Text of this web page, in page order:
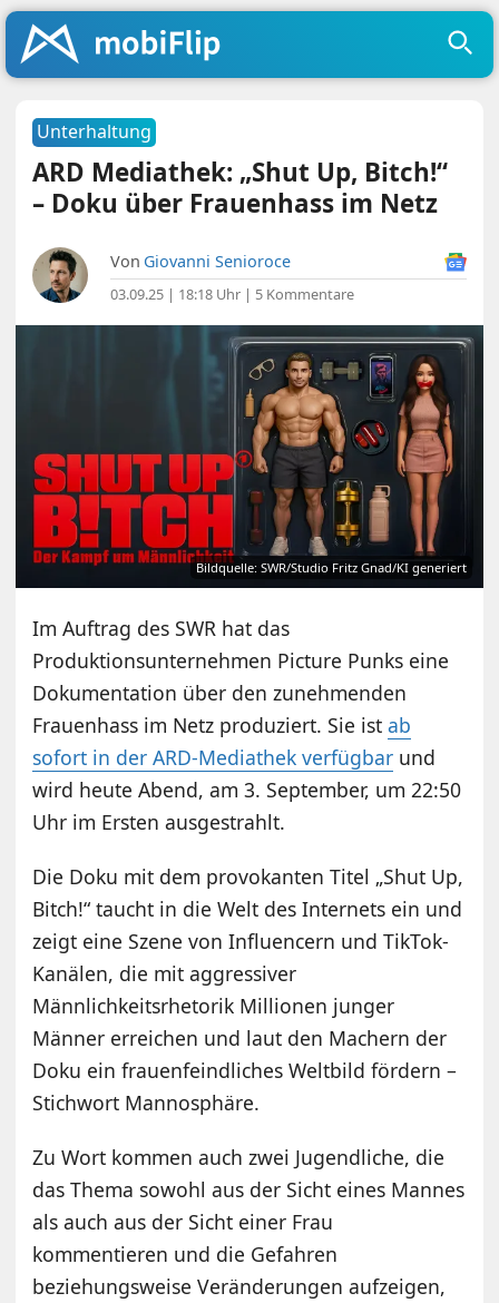
Unterhaltung
ARD Mediathek: „Shut Up, Bitch!“
– Doku über Frauenhass im Netz
Von Giovanni Senioroce
03.09.25 | 18:18 Uhr | 5 Kommentare
Bildquelle: SWR/Studio Fritz Gnad/KI generiert
Im Auftrag des SWR hat das
Produktionsunternehmen Picture Punks eine
Dokumentation über den zunehmenden
Frauenhass im Netz produziert. Sie istab
sofort in der ARD-Mediathek verfügbar und
wird heute Abend, am 3. September, um 22:50
Uhr im Ersten ausgestrahlt.
Die Doku mit dem provokanten Titel „Shut Up,
Bitch!“ taucht in die Welt des Internets ein und
zeigt eine Szene von Influencern und TikTok-
Kanälen, die mit aggressiver
Männlichkeitsrhetorik Millionen junger
Männer erreichen und laut den Machern der
Doku ein frauenfeindliches Weltbild fördern –
Stichwort Mannosphäre.
Zu Wort kommen auch zwei Jugendliche, die
das Thema sowohl aus der Sicht eines Mannes
als auch aus der Sicht einer Frau
kommentieren und die Gefahren
beziehungsweise Veränderungen aufzeigen,